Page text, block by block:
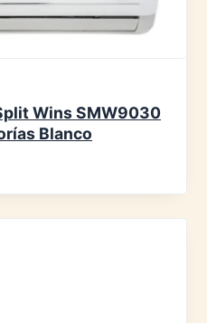
Wins SMW9030
Blanco